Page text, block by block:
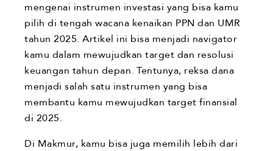
mengenai instrumen investasi yang bisa kamu
pilih di tengah wacana kenaikan PPN dan UMR
tahun 2025. Artikel ini bisa menjadi navigator
kamu dalam mewujudkan target dan resolusi
keuangan tahun depan. Tentunya, reksa dana
menjadi salah satu instrumen yang bisa
membantu kamu mewujudkan target finansial
di 2025.
Di Makmur, kamu bisa juga memilih lebih dari